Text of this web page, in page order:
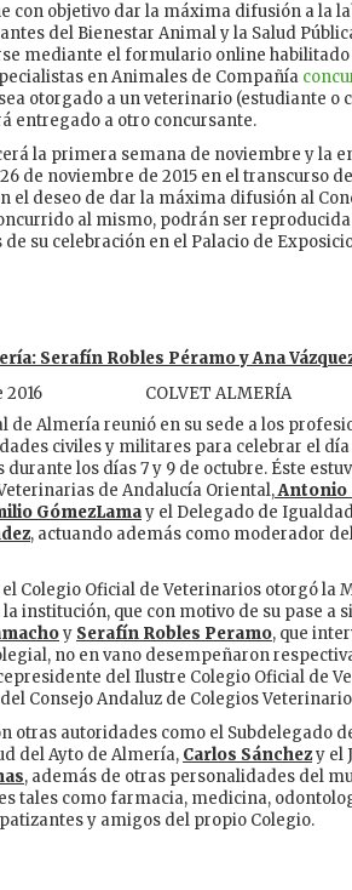
con objetivo dar la máxima difusión a la
del Bienestar Animal y la Salud
mediante el formulario online habilitado
en Animales de Compañía
otorgado a un veterinario (estudiante o
entregado a otro concursante.
la primera semana de noviembre y la
de noviembre de 2015 en el transcurso
el deseo de dar la máxima difusión al
al mismo, podrán ser
su celebración en el Palacio de
Serafín Robles Péramo y Ana
2016
COLVET ALMERÍA
de Almería reunió en su sede a los
civiles y militares para celebrar el
durante los días 7 y 9 de octubre. Éste
de Andalucía Oriental,Antonio
Gómez­Lamay el Delegado de
, actuando además como moderador
el Colegio Oficial de Veterinarios otorgó la
institución, que con motivo de su pase a
y Serafín Robles Peramo, que
no en vano desempeñaron
del Ilustre Colegio Oficial de
Consejo Andaluz de Colegios
otras autoridades como el Subdelegado
del Ayto de Almería, Carlos Sánchezy el
, además de otras personalidades del
tales como farmacia, medicina,
y amigos del propio Colegio.